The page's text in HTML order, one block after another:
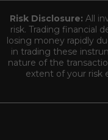
Risk Disclosure: All
risk. Trading financial
losing money rapidly
in trading these
nature of the
extent of your risk